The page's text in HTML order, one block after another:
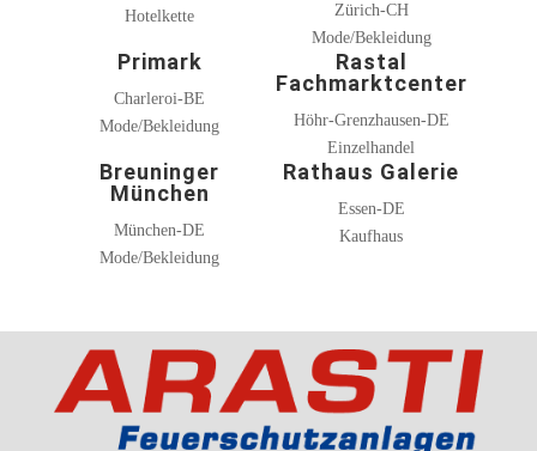
Hotelkette
Zürich-CH
Mode/Bekleidung
Primark
Charleroi-BE
Mode/Bekleidung
Rastal
Fachmarktcenter
Höhr-Grenzhausen-DE
Einzelhandel
Breuninger
München
München-DE
Mode/Bekleidung
Rathaus Galerie
Essen-DE
Kaufhaus